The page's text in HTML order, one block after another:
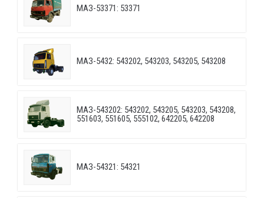
МАЗ-53371: 53371
МАЗ-5432: 543202, 543203, 543205, 543208
МАЗ-543202: 543202, 543205, 543203, 543208,
551603, 551605, 555102, 642205, 642208
МАЗ-54321: 54321